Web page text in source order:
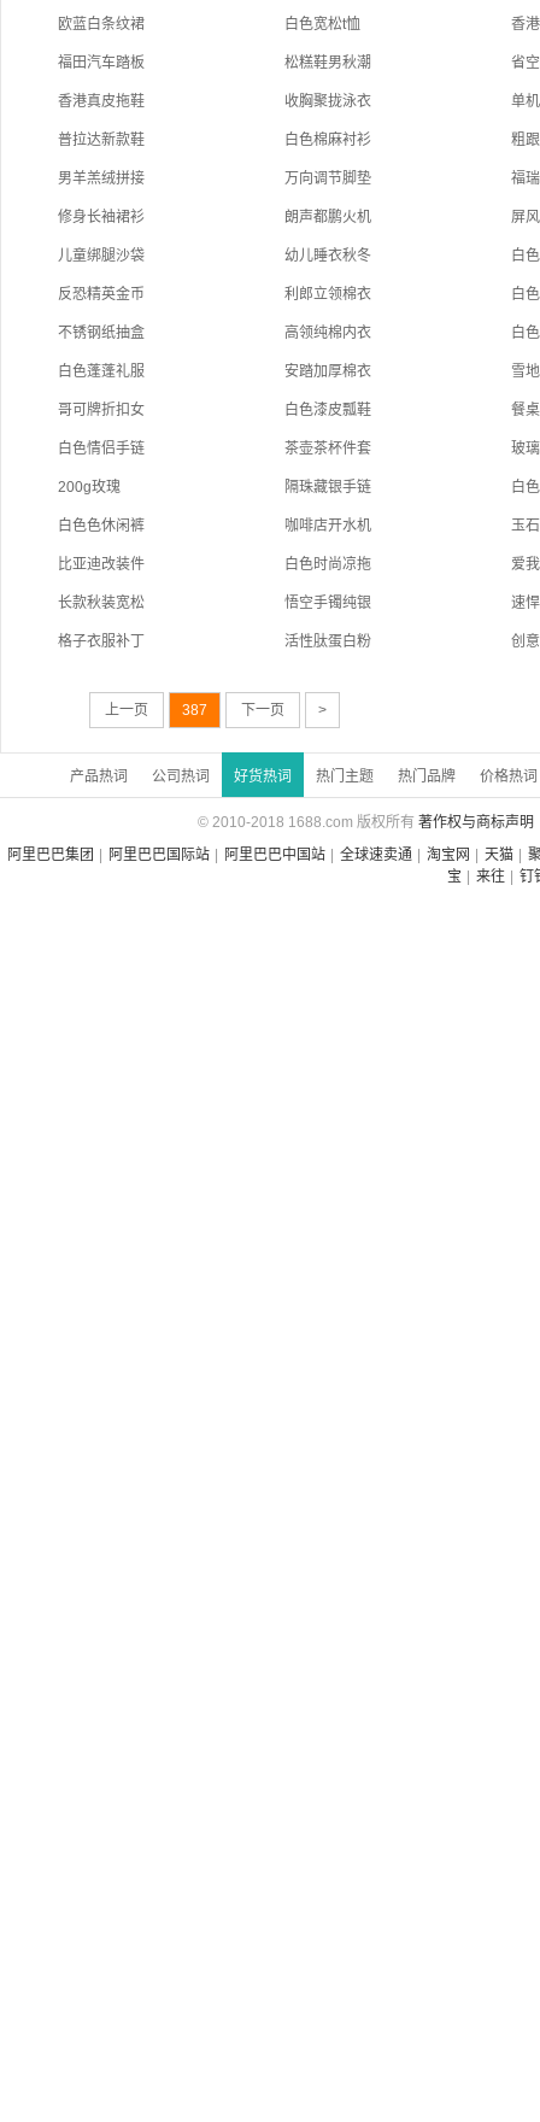
欧蓝白条纹裙 白色宽松t恤 香
福田汽车踏板 松糕鞋男秋潮 省
香港真皮拖鞋 收胸聚拢泳衣 单
普拉达新款鞋 白色棉麻衬衫 粗
男羊羔绒拼接 万向调节脚垫 福
修身长袖裙衫 朗声都鹏火机 屏
儿童绑腿沙袋 幼儿睡衣秋冬 白
反恐精英金币 利郎立领棉衣 白
不锈钢纸抽盒 高领纯棉内衣 白
白色蓬蓬礼服 安踏加厚棉衣 雪
哥可牌折扣女 白色漆皮瓢鞋 餐
白色情侣手链 茶壶茶杯件套 玻
200g玫瑰 隔珠藏银手链 白
白色色休闲裤 咖啡店开水机 玉
比亚迪改装件 白色时尚凉拖 爱
长款秋装宽松 悟空手镯纯银 速
格子衣服补丁 活性肽蛋白粉 创
上一页 387 下一页 >
产品热词 公司热词 好货热词 热门主题 热门品牌 价格热词
© 2010-2018 1688.com 版权所有 著作权与商标声明
阿里巴巴集团
阿里巴巴国际站 阿里巴巴中国站 全球速卖通 淘宝网 天猫
宝
来往 钉